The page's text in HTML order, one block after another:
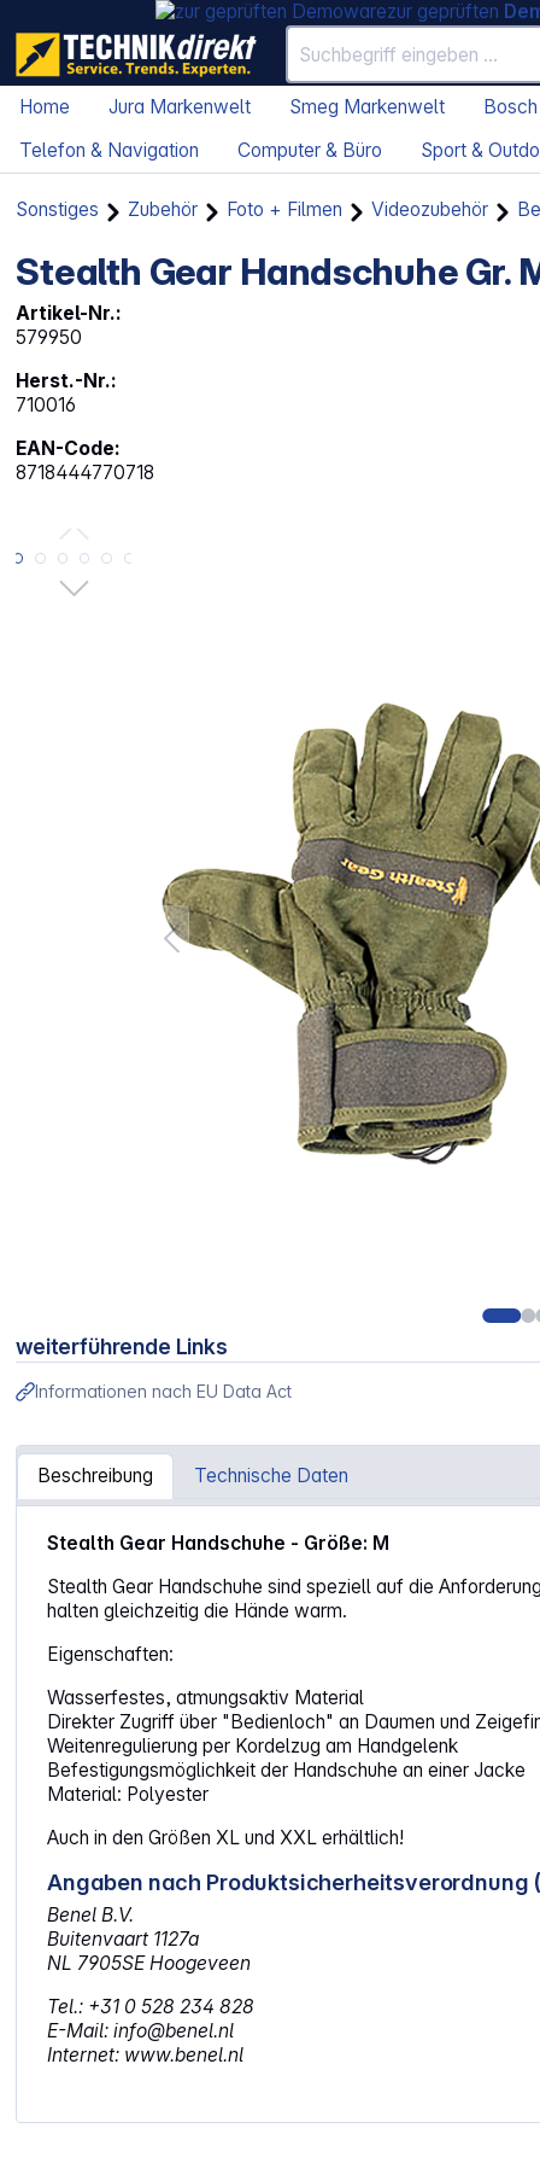
zur geprüften
Home Jura Markenwelt Smeg Markenwelt
Telefon & Navigation
Computer & Büro Sport &
Sonstiges Zubehör Foto + Filmen Videozubehör
Stealth Gear Handschuhe Gr.
Artikel-Nr.:
579950
Herst.-Nr.:
710016
EAN-Code:
8718444770718
Bildergalerie überspringen
weiterführende Links
Informationen nach EU Data Act
Beschreibung Technische Daten
Artikelinformationen "Stealth Gear Handschuhe Gr. M"
Stealth Gear Handschuhe - Größe: M
Stealth Gear Handschuhe sind speziell auf die
halten gleichzeitig die Hände warm.
Eigenschaften:
Wasserfestes, atmungsaktiv Material
Direkter Zugriff über "Bedienloch" an Daumen und
Weitenregulierung per Kordelzug am Handgelenk
Befestigungsmöglichkeit der Handschuhe an einer Jacke
Material: Polyester
Auch in den Größen XL und XXL erhältlich!
Angaben nach Produktsicherheitsverordnung
Benel B.V.
Buitenvaart 1127a
NL 7905SE Hoogeveen
Tel.: +31 0 528 234 828
E-Mail: info@benel.nl
Internet: www.benel.nl